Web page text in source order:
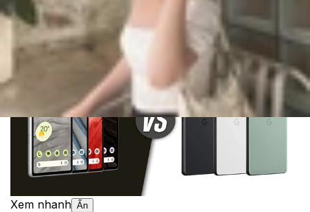
Cập nhật:
14/05/2023
Theo dõi XTMobile trên
Xem nhanh Ẩn